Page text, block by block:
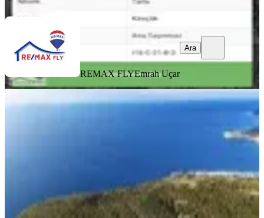
REMAX FLYEmrah Uçar
Ara
Babakale Akliman'da İmarlı Arsa